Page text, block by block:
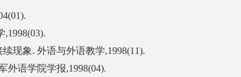
现象. 外语与外语教学,1998(11).
外语学院学报,1998(04).